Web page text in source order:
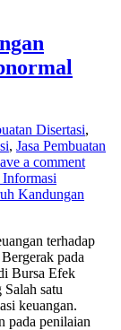
Disertasi,
, Jasa Pembuatan
a comment
Kandungan
terhadap
pada
Bursa Efek
satu
keuangan.
pada penilaian